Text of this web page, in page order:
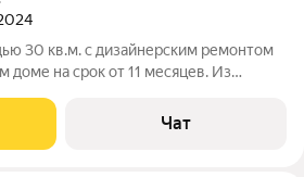
30 кв.м. с дизайнерским ремонтом
доме на срок от 11 месяцев. Из
Чат